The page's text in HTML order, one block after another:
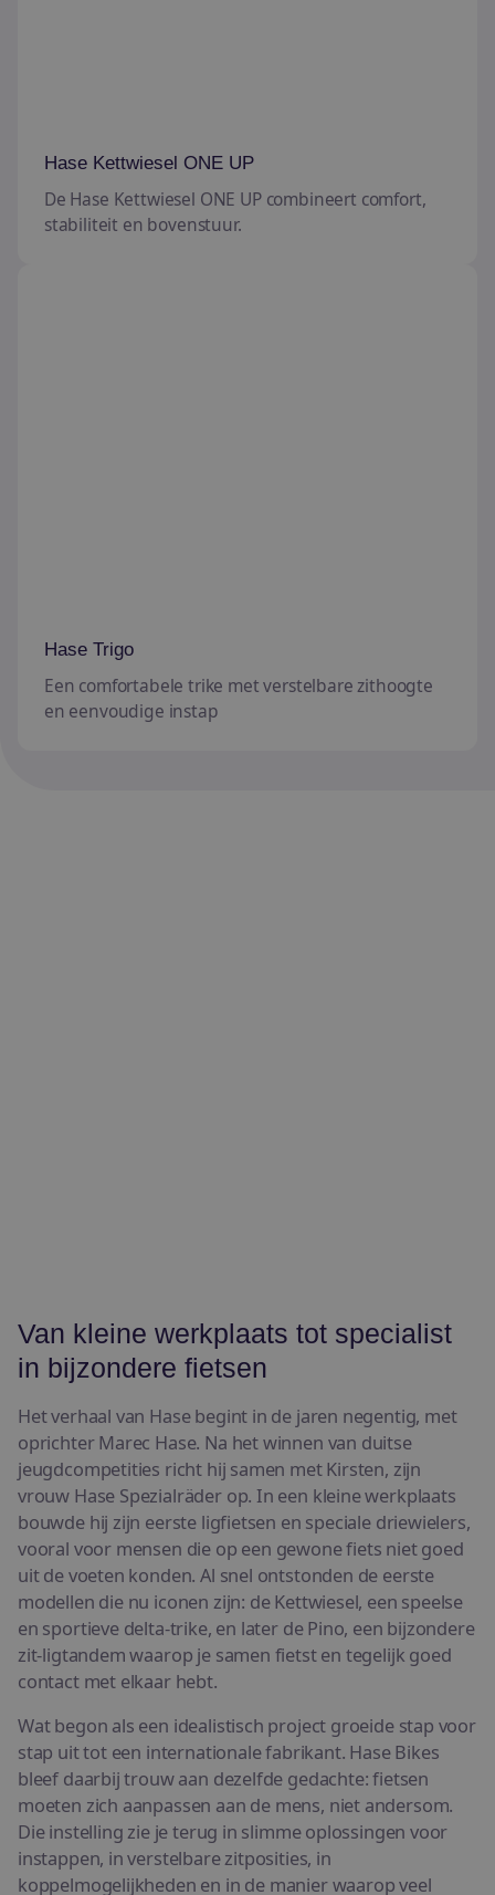
Hase Kettwiesel ONE UP
De Hase Kettwiesel ONE UP combineert comfort,
stabiliteit en bovenstuur.
Hase Trigo
Een comfortabele trike met verstelbare zithoogte
en eenvoudige instap
Van kleine werkplaats tot specialist
in bijzondere fietsen
Het verhaal van Hase begint in de jaren negentig, met
oprichter Marec Hase. Na het winnen van duitse
jeugdcompetities richt hij samen met Kirsten, zijn
vrouw Hase Spezialräder op. In een kleine werkplaats
bouwde hij zijn eerste ligfietsen en speciale driewielers,
vooral voor mensen die op een gewone fiets niet goed
uit de voeten konden. Al snel ontstonden de eerste
modellen die nu iconen zijn: de Kettwiesel, een speelse
en sportieve delta-trike, en later de Pino, een bijzondere
zit-ligtandem waarop je samen fietst en tegelijk goed
contact met elkaar hebt.
Wat begon als een idealistisch project groeide stap voor
stap uit tot een internationale fabrikant. Hase Bikes
bleef daarbij trouw aan dezelfde gedachte: fietsen
moeten zich aanpassen aan de mens, niet andersom.
Die instelling zie je terug in slimme oplossingen voor
instappen, in verstelbare zitposities, in
koppelmogelijkheden en in de manier waarop veel